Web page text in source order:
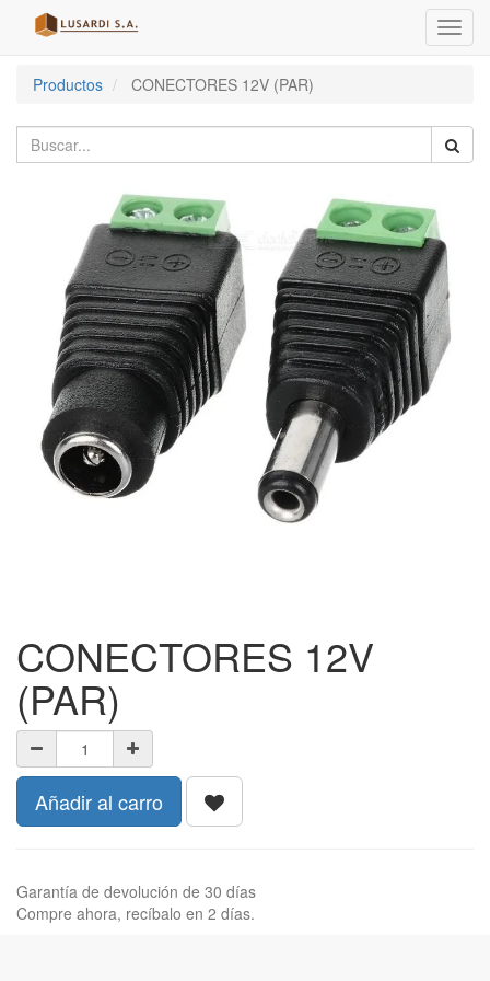
Menú
de
Productos CONECTORES 12V (PAR)
CONECTORES 12V
(PAR)
Añadir al carro
Garantía de devolución de 30 días
Compre ahora, recíbalo en 2 días.